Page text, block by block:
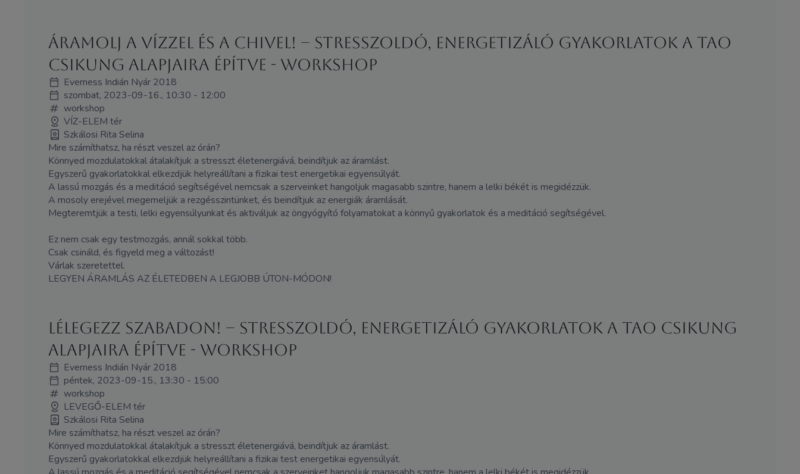
Áramolj a vízzel és a chivel! – Stresszoldó, energetizáló gyakorlatok a TAO
Csikung alapjaira építve - WORKSHOP
Everness Indián Nyár 2018
szombat, 2023-09-16., 10:30 - 12:00
workshop
VÍZ-ELEM tér
Szkálosi Rita Selina
Mire számíthatsz, ha részt veszel az órán?
Könnyed mozdulatokkal átalakítjuk a stresszt életenergiává, beindítjuk az áramlást.
Egyszerű gyakorlatokkal elkezdjük helyreállítani a fizikai test energetikai egyensúlyát.
A lassú mozgás és a meditáció segítségével nemcsak a szerveinket hangoljuk magasabb szintre, hanem a lelki békét is megidézzük.
A mosoly erejével megemeljük a rezgésszintünket, és beindítjuk az energiák áramlását.
Megteremtjük a testi, lelki egyensúlyunkat és aktiváljuk az öngyógyító folyamatokat a könnyű gyakorlatok és a meditáció segítségével.
Ez nem csak egy testmozgás, annál sokkal több.
Csak csináld, és figyeld meg a változást!
Várlak szeretettel.
LEGYEN ÁRAMLÁS AZ ÉLETEDBEN A LEGJOBB ÚTON-MÓDON!
Lélegezz szabadon! – Stresszoldó, energetizáló gyakorlatok a TAO Csikung
alapjaira építve - WORKSHOP
Everness Indián Nyár 2018
péntek, 2023-09-15., 13:30 - 15:00
workshop
LEVEGŐ-ELEM tér
Szkálosi Rita Selina
Mire számíthatsz, ha részt veszel az órán?
Könnyed mozdulatokkal átalakítjuk a stresszt életenergiává, beindítjuk az áramlást.
Egyszerű gyakorlatokkal elkezdjük helyreállítani a fizikai test energetikai egyensúlyát.